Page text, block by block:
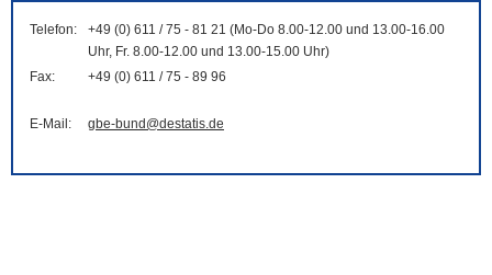
Telefon:
+49 (0) 611 / 75 - 81 21 (Mo-Do 8.00-12.00 und 13.00-16.00
Uhr, Fr. 8.00-12.00 und 13.00-15.00 Uhr)
Fax:
+49 (0) 611 / 75 - 89 96
E-Mail: gbe-bund@destatis.de